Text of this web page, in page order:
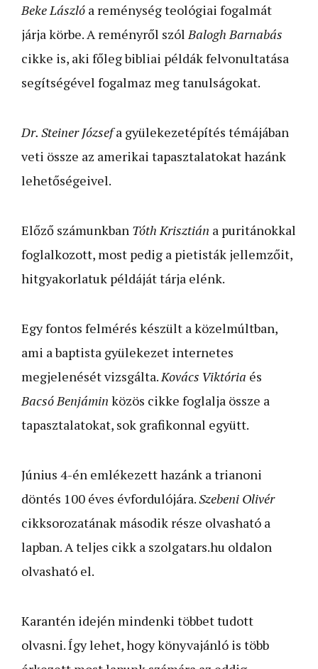
Beke László a reménység teológiai fogalmát
járja körbe. A reményről szól Balogh Barnabás
cikke is, aki főleg bibliai példák felvonultatása
segítségével fogalmaz meg tanulságokat.
Dr. Steiner Józsefa gyülekezetépítés témájában
veti össze az amerikai tapasztalatokat hazánk
lehetőségeivel.
Előző számunkban Tóth Krisztián a puritánokkal
foglalkozott, most pedig a pietisták jellemzőit,
hitgyakorlatuk példáját tárja elénk.
Egy fontos felmérés készült a közelmúltban,
ami a baptista gyülekezet internetes
megjelenését vizsgálta. Kovács Viktória és
Bacsó Benjámin közös cikke foglalja össze a
tapasztalatokat, sok grafikonnal együtt.
Június 4-én emlékezett hazánk a trianoni
döntés 100 éves évfordulójára.Szebeni Olivér
cikksorozatának második része olvasható a
lapban. A teljes cikk a szolgatars.hu oldalon
olvasható el.
Karantén idején mindenki többet tudott
olvasni. Így lehet, hogy könyvajánló is több